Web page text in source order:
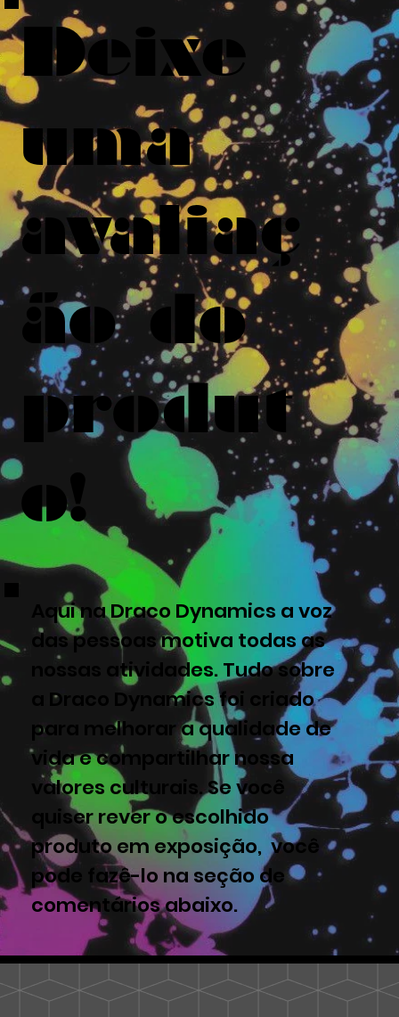
Deixe
uma
avaliaç
ão do
produt
o!
Aqui na Draco Dynamics a voz
das pessoas motiva todas as
nossas atividades. Tudo sobre
a Draco Dynamics foi criado
para melhorar a qualidade de
vida e compartilhar nossa
valores culturais. Se você
quiser rever o escolhido
produto em exposição, você
pode fazê-lo na seção de
comentários abaixo.